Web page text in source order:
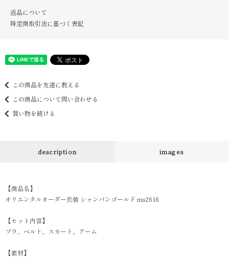
返品について
特定商取引法に基づく表記
この商品を友達に教える
この商品について問い合わせる
買い物を続ける
description images
【商品名】
オリエンタルオーダー衣装 シャンパンゴールド ms2616
【セット内容】
ブラ、ベルト、スカート、アーム
【素材】